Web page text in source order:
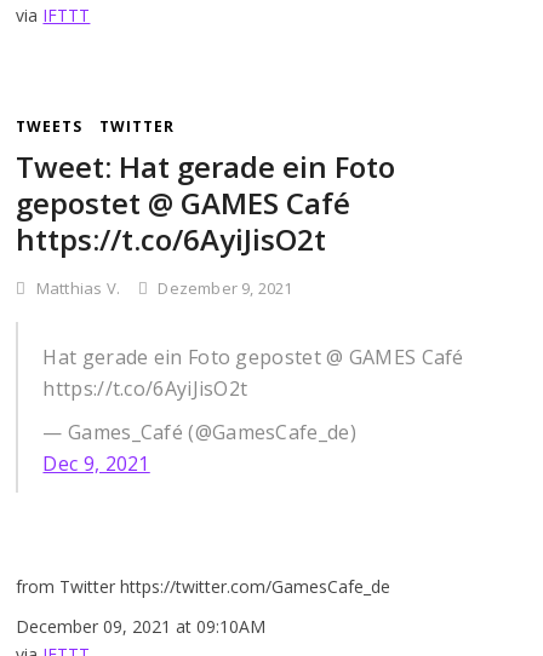
via IFTTT
TWEETS TWITTER
Tweet: Hat gerade ein Foto
gepostet @ GAMES Café
https://t.co/6AyiJisO2t
Matthias V. Dezember 9, 2021
Hat gerade ein Foto gepostet @ GAMES Café
https://t.co/6AyiJisO2t
— Games_Café (@GamesCafe_de)
Dec 9, 2021
from Twitter https://twitter.com/GamesCafe_de
December 09, 2021 at 09:10AM